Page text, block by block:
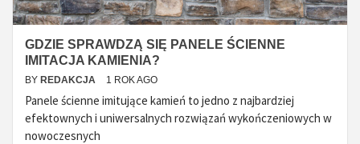
GDZIE SPRAWDZĄ SIĘ PANELE ŚCIENNE
IMITACJA KAMIENIA?
BY REDAKCJA 1 ROK AGO
Panele ścienne imitujące kamień to jedno z najbardziej
efektownych i uniwersalnych rozwiązań wykończeniowych w
nowoczesnych